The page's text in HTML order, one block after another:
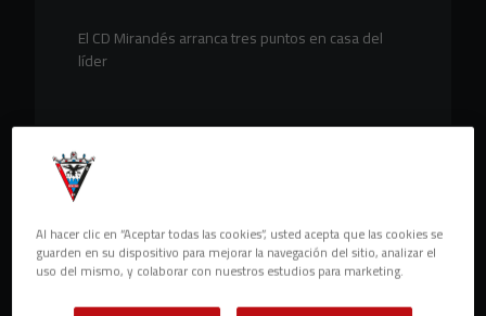
El CD Mirandés arranca tres puntos en casa del
líder
Al hacer clic en “Aceptar todas las cookies”, usted acepta que las cookies se
guarden en su dispositivo para mejorar la navegación del sitio, analizar el
uso del mismo, y colaborar con nuestros estudios para marketing.